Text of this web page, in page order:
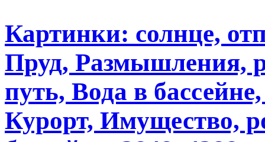
Картинки: солнце,
Пруд, Размышления,
путь, Вода в
Курорт, Имущество,